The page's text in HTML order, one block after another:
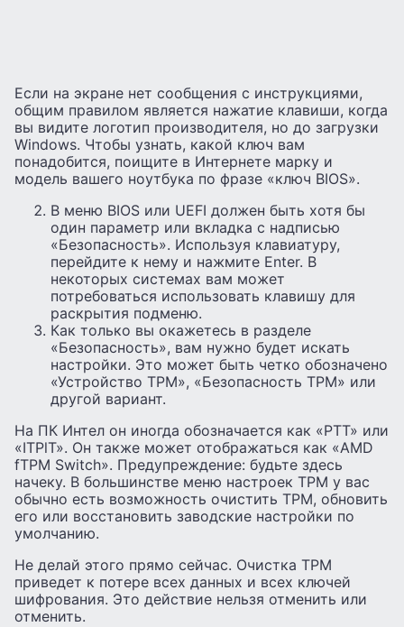
Если на экране нет сообщения с инструкциями,
общим правилом является нажатие клавиши, когда
вы видите логотип производителя, но до загрузки
Windows. Чтобы узнать, какой ключ вам
понадобится, поищите в Интернете марку и
модель вашего ноутбука по фразе «ключ BIOS».
В меню BIOS или UEFI должен быть хотя бы
один параметр или вкладка с надписью
«Безопасность». Используя клавиатуру,
перейдите к нему и нажмите Enter. В
некоторых системах вам может
потребоваться использовать клавишу для
раскрытия подменю.
Как только вы окажетесь в разделе
«Безопасность», вам нужно будет искать
настройки. Это может быть четко обозначено
«Устройство TPM», «Безопасность TPM» или
другой вариант.
На ПК Интел он иногда обозначается как «PTT» или
«ITPlT». Он также может отображаться как «AMD
fTPM Switch». Предупреждение: будьте здесь
начеку. В большинстве меню настроек TPM у вас
обычно есть возможность очистить TPM, обновить
его или восстановить заводские настройки по
умолчанию.
Не делай этого прямо сейчас. Очистка TPM
приведет к потере всех данных и всех ключей
шифрования. Это действие нельзя отменить или
отменить.